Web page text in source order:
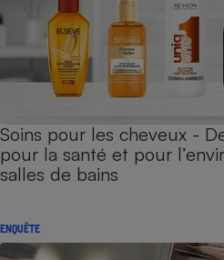
Soins pour les cheveux -
pour la santé et pour
salles de bains
ENQUÊTE